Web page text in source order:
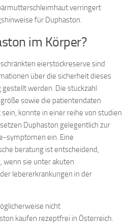
verringert
für Duphaston.
im Körper?
eierstockreserve sind
über die sicherheit dieses
werden. Die stückzahl
sowie die patientendaten
konnte in einer reihe von studien
Duphaston gelegentlich zur
symptomen ein. Eine
beratung ist entscheidend,
wenn sie unter akuten
lebererkrankungen in der
nicht
kaufen rezeptfrei in Österreich.